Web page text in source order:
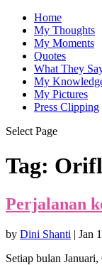
Home
My Thoughts
My Moments
Quotes
What They
My
My Pictures
Press Clipping
Select Page
Tag:
Perjalanan
by Dini Shanti | Jan
Setiap bulan